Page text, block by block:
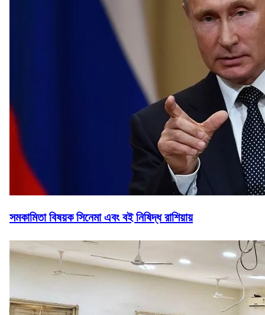
সমকামিতা বিষয়ক সিনেমা এবং বই নিষিদ্ধ রাশিয়ায়